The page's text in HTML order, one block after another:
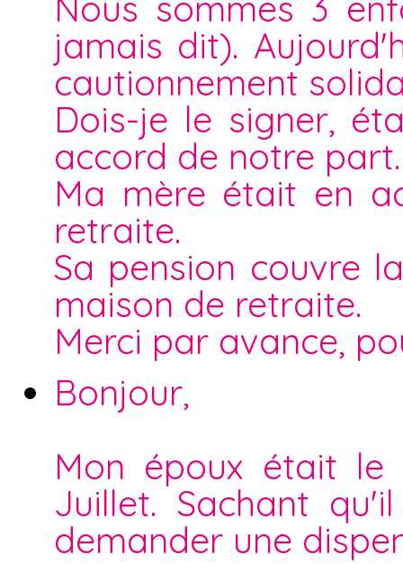
jamais dit).
cautionnement
Dois-je le signer,
accord de notre part.
Ma mère était en
retraite.
Sa pension couvre
maison de retraite.
Merci par avance,
Bonjour,
Mon époux était
Juillet. Sachant
demander une